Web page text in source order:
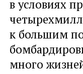
в условиях
к большим
много